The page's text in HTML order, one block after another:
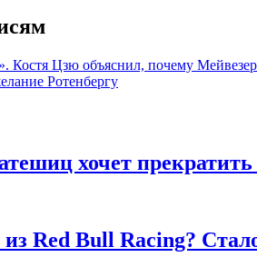
Костя Цзю объяснил, почему
Ротенбергу
хочет
Red Bull Racing?